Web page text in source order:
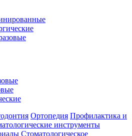
Ортопедия Профилактика и
инструменты
Стоматологическое